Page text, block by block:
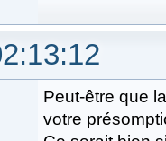
Peut-être que
votre